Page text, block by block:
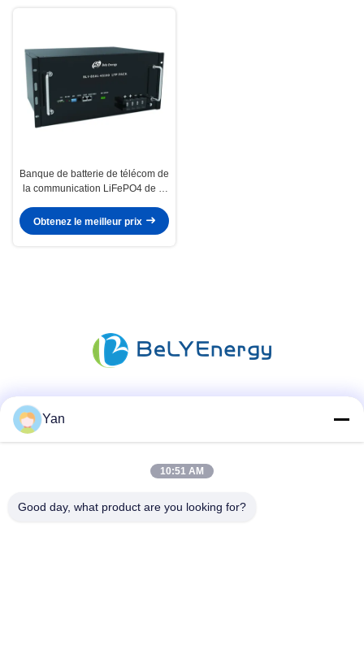
Banque de batterie de télécom de
la communication LiFePO4 de la
l'affichage à cristaux liquides
Obtenez le meilleur prix
Yan
10:51 AM
Good day, what product are you looking for?